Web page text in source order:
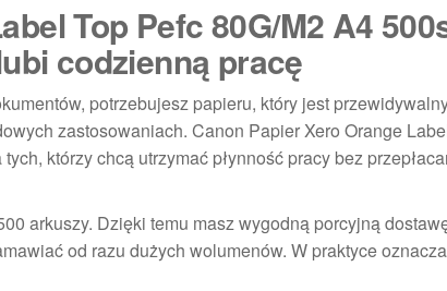
Top Pefc 80G/M2 A4
codzienną pracę
potrzebujesz papieru, który jest
zastosowaniach. Canon Papier Xero Orange
którzy chcą utrzymać płynność pracy bez
arkuszy. Dzięki temu masz wygodną porcyjną
od razu dużych wolumenów. W praktyce